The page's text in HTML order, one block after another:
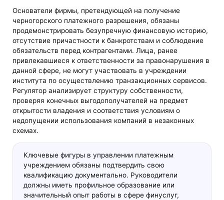
Основатели фирмы, претендующей на получение
черногорского платежного разрешения, обязаны
продемонстрировать безупречную финансовую историю,
отсутствие причастности к банкротствам и соблюдение
обязательств перед контрагентами. Лица, ранее
привлекавшиеся к ответственности за правонарушения в
данной сфере, не могут участвовать в учреждении
института по осуществлению транзакционных сервисов.
Регулятор анализирует структуру собственности,
проверяя конечных выгодополучателей на предмет
открытости владения и соответствия условиям о
недопущении использования компаний в незаконных
схемах.
Ключевые фигуры в управлении платежным
учреждением обязаны подтвердить свою
квалификацию документально. Руководители
должны иметь профильное образование или
значительный опыт работы в сфере финуслуг,